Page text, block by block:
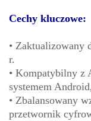
Cechy kluczowe:
• Zaktualizowany
r.
• Kompatybilny z
systemem
• Zbalansowany
przetwornik